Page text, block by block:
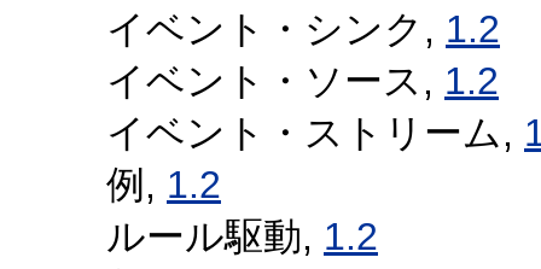
イベント・シンク, 1.2
イベント・ソース, 1.2
イベント・ストリーム,
例, 1.2
ルール駆動, 1.2